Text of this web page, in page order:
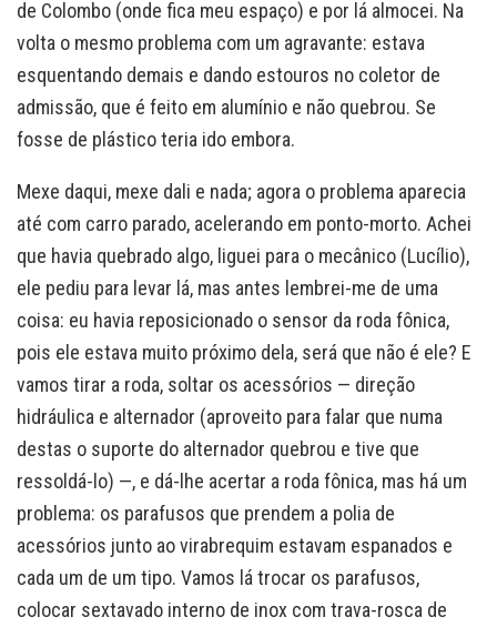
de Colombo (onde fica meu espaço) e por lá almocei. Na
volta o mesmo problema com um agravante: estava
esquentando demais e dando estouros no coletor de
admissão, que é feito em alumínio e não quebrou. Se
fosse de plástico teria ido embora.
Mexe daqui, mexe dali e nada; agora o problema aparecia
até com carro parado, acelerando em ponto-morto. Achei
que havia quebrado algo, liguei para o mecânico (Lucílio),
ele pediu para levar lá, mas antes lembrei-me de uma
coisa: eu havia reposicionado o sensor da roda fônica,
pois ele estava muito próximo dela, será que não é ele? E
vamos tirar a roda, soltar os acessórios — direção
hidráulica e alternador (aproveito para falar que numa
destas o suporte do alternador quebrou e tive que
ressoldá-lo) —, e dá-lhe acertar a roda fônica, mas há um
problema: os parafusos que prendem a polia de
acessórios junto ao virabrequim estavam espanados e
cada um de um tipo. Vamos lá trocar os parafusos,
colocar sextavado interno de inox com trava-rosca de